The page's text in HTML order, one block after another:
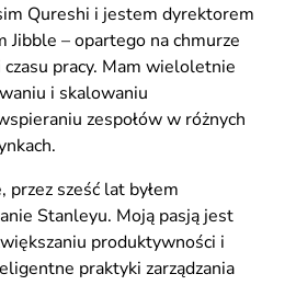
Qureshi i jestem dyrektorem
Jibble – opartego na chmurze
pracy. Mam wieloletnie
i skalowaniu
zespołów w różnych
przez sześć lat byłem
Stanleyu. Moją pasją jest
produktywności i
praktyki zarządzania